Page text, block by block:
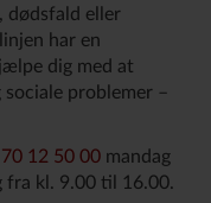
dødsfald eller
har en
dig med at
sociale problemer –
70 12 50 00 mandag
fra kl. 9.00 til 16.00.